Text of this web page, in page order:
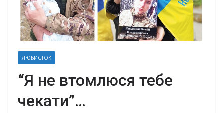
ЛЮБИСТОК
“Я не втомлюся тебе
чекати”…